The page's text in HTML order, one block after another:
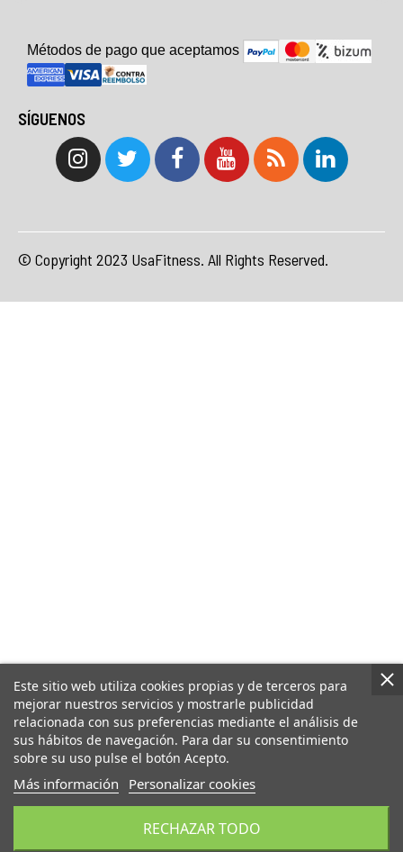
Este sitio web utiliza cookies propias y de terceros para
mejorar nuestros servicios y mostrarle publicidad
relacionada con sus preferencias mediante el análisis de
sus hábitos de navegación. Para dar su consentimiento
sobre su uso pulse el botón Acepto.
Más información Personalizar cookies
RECHAZAR TODO
Métodos de pago que aceptamos
SÍGUENOS
© Copyright 2023 UsaFitness. All Rights Reserved.